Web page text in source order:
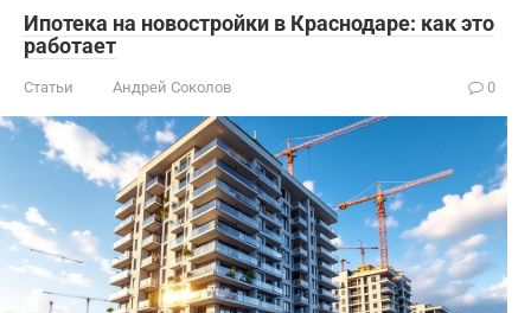
Ипотека на новостройки в Краснодаре: как это
работает
Статьи Андрей Соколов 0